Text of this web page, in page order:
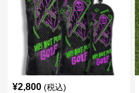
¥2,800 (税込)